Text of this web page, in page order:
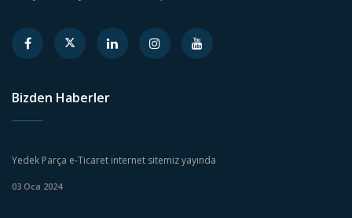
Bizden Haberler
Yedek Parça e-Ticaret internet sitemiz yayında
03 Oca 2024